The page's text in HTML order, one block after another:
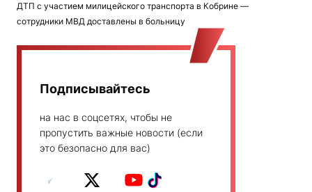
ДТП с участием милицейского транспорта в Кобрине —
сотрудники МВД доставлены в больницу
Подписывайтесь
на нас в соцсетях, чтобы не
пропустить важные новости (если
это безопасно для вас)